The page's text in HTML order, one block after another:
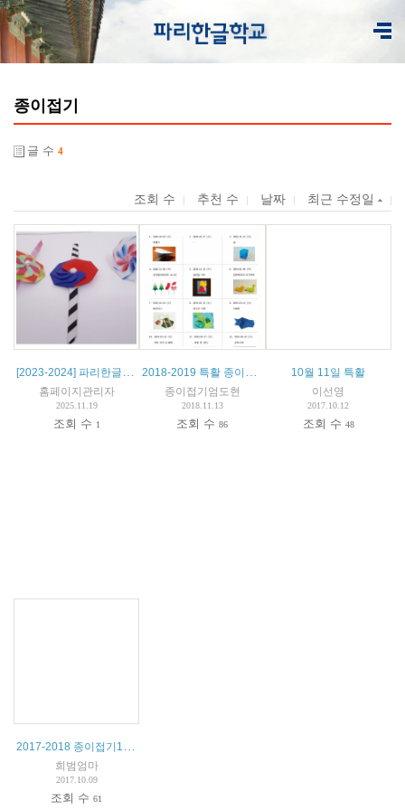
종이접기
글 수 4
조회 수 추천 수 날짜 최근 수정일
[2023-2024] 파리한글학교 특활 종이접기
홈페이지관리자
2025.11.19
조회 수 1
2018-2019 특활 종이접기 1 계획서
종이접기엄도현
2018.11.13
조회 수86
10월 11일 특활
이선영
2017.10.12
조회 수 48
2017-2018 종이접기1 수업계획서
희범엄마
2017.10.09
조회 수61